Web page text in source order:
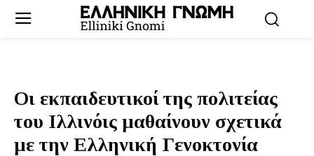
Οι εκπαιδευτικοί της πολιτείας
του Ιλλινόις μαθαίνουν σχετικά
με την Ελληνική Γενοκτονία